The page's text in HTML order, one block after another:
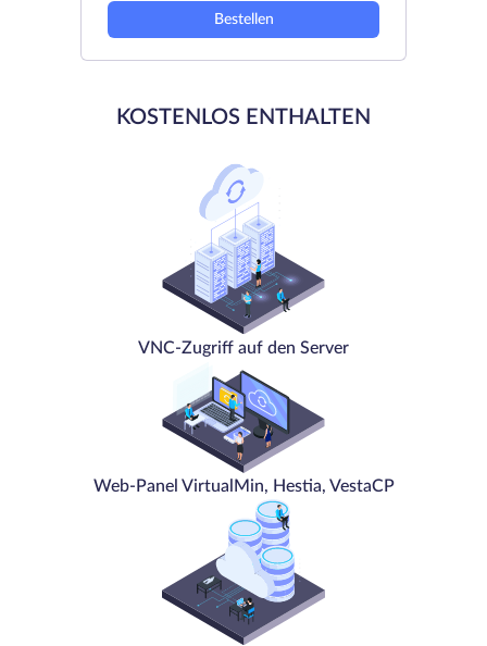
Bestellen
KOSTENLOS ENTHALTEN
VNC-Zugriff auf den Server
Web-Panel VirtualMin, Hestia, VestaCP